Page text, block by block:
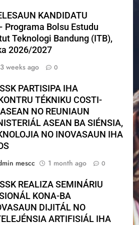
KANDIDATU
Programa Bolsu Estudu
Teknologi Bandung (ITB),
2026/2027
3 weeks ago 0
PARTISIPA IHA
TÉKNIKU COSTI-
NO REUNIAUN
ASEAN BA SIÉNSIA,
NO INOVASAUN IHA
mescc
1 month ago 0
REALIZA SEMINÁRIU
KONA-BA
DIJITÁL NO
ARTIFISIÁL IHA